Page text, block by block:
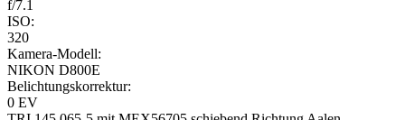
f/7.1
ISO:
320
Kamera-Modell:
NIKON D800E
Belichtungskorrektur:
0 EV